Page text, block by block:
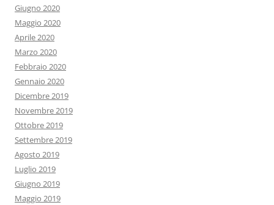
Giugno 2020
Maggio 2020
Aprile 2020
Marzo 2020
Febbraio 2020
Gennaio 2020
Dicembre 2019
Novembre 2019
Ottobre 2019
Settembre 2019
Agosto 2019
Luglio 2019
Giugno 2019
Maggio 2019